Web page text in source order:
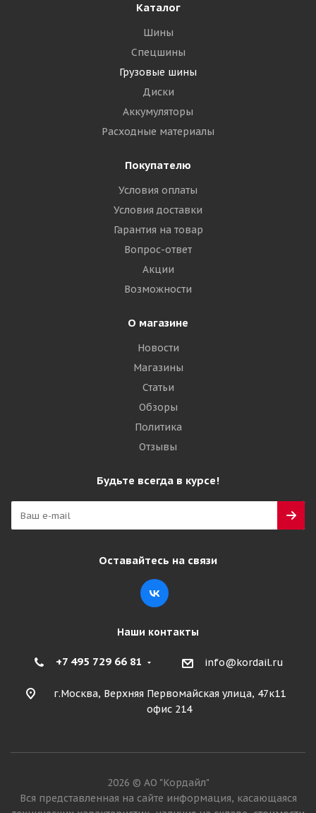
Каталог
Шины
Спецшины
Грузовые шины
Диски
Аккумуляторы
Расходные материалы
Покупателю
Условия оплаты
Условия доставки
Гарантия на товар
Вопрос-ответ
Акции
Возможности
О магазине
Новости
Магазины
Статьи
Обзоры
Политика
Отзывы
Будьте всегда в курсе!
Оставайтесь на связи
Наши контакты
+7 495 729 66 81 info@kordail.ru
г.Москва, Верхняя Первомайская улица, 47к11
офис 214
2026 © АО "Кордайл"
Вся представленная на сайте информация, касающаяся